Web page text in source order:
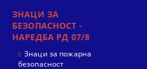
ЗНАЦИ ЗА
БЕЗОПАСНОСТ -
НАРЕДБА РД 07/8
Знаци за пожарна
безопасност